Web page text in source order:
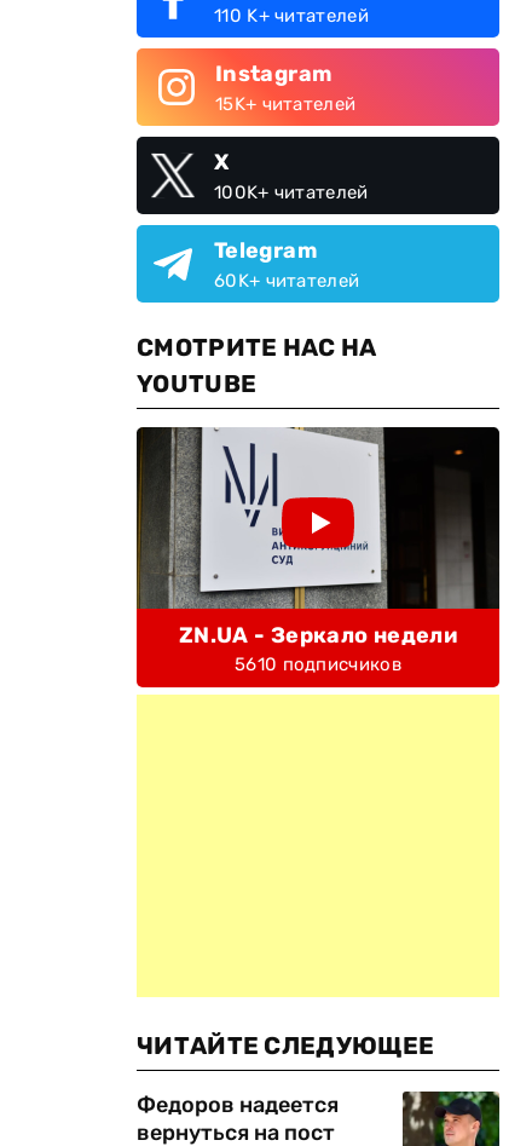
110 K+ читателей
Instagram
15K+ читателей
X
100K+ читателей
Telegram
60K+ читателей
СМОТРИТЕ НАС НА
YOUTUBE
ZN.UA - Зеркало недели
5610 подписчиков
ЧИТАЙТЕ СЛЕДУЮЩЕЕ
Федоров надеется
вернуться на пост